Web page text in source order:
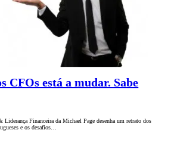
CFOs está a mudar. Sabe
Liderança Financeira da Michael Page desenha um retrato dos
e os desafios…